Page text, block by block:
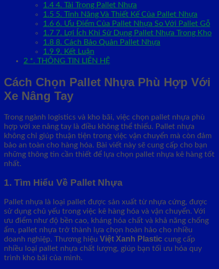
1.4 4. Tải Trọng Pallet Nhựa
1.5 5. Tính Năng Và Thiết Kế Của Pallet Nhựa
1.6 6. Ưu Điểm Của Pallet Nhựa So Với Pallet Gỗ
1.7 7. Lợi Ích Khi Sử Dụng Pallet Nhựa Trong Kho
1.8 8. Cách Bảo Quản Pallet Nhựa
1.9 9. Kết Luận
2 *. THÔNG TIN LIÊN HỆ
Cách Chọn Pallet Nhựa Phù Hợp Với
Xe Nâng Tay
Trong ngành logistics và kho bãi, việc chọn pallet nhựa phù
hợp với xe nâng tay là điều không thể thiếu. Pallet nhựa
không chỉ giúp thuận tiện trong việc vận chuyển mà còn đảm
bảo an toàn cho hàng hóa. Bài viết này sẽ cung cấp cho bạn
những thông tin cần thiết để lựa chọn pallet nhựa kê hàng tốt
nhất.
1. Tìm Hiểu Về Pallet Nhựa
Pallet nhựa là loại pallet được sản xuất từ nhựa cứng, được
sử dụng chủ yếu trong việc kê hàng hóa và vận chuyển. Với
ưu điểm như độ bền cao, kháng hóa chất và khả năng chống
ẩm, pallet nhựa trở thành lựa chọn hoàn hảo cho nhiều
doanh nghiệp. Thương hiệu Việt Xanh Plastic cung cấp
nhiều loại pallet nhựa chất lượng, giúp bạn tối ưu hóa quy
trình kho bãi của mình.